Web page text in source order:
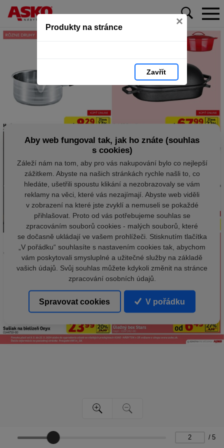
Produkty na stránce ×
Zavřít
/ 5
Aby web fungoval tak, jak ho znáte (souhlas
s cookies)
Záleží nám na tom, aby pro vás nakupování bylo co nejlepší
zážitkem. Abyste na našich stránkách rychle našli to, co
hledáte, ušetřili spoustu klikání a nezobrazovaly se vám
reklamy na věci, které vás nezajímají. Abyste web viděli
v zobrazení na které jste zvyklí a nemuseli se pokaždé
přihlašovat. Proto od vás potřebujeme souhlas se
zpracováním souborů cookies - malých souborů, které
se dočasně ukládají ve vašem prohlížeči. Stisknutím tlačítka
„V pořádku“ souhlasíte s nastavením cookies tak, abychom
vám poskytovali smysluplné a užitečné služby na základě
vašich údajů. Svůj souhlas můžete kdykoli změnit na stránce
zpracování osobních údajů.
Spravovat cookies V pořádku